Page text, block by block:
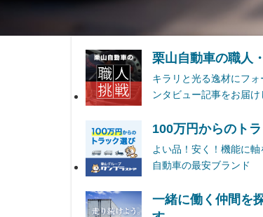
栗山自動車の職人
キラリと光る逸材にフォ
ンタビュー記事をお届け
100万円からのト
よい品！安く！機能に
自動車の最安ブランド
一緒に働く仲間を